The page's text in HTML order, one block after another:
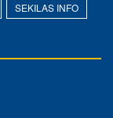
SEKILAS INFO